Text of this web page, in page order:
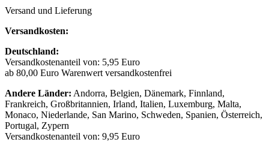
Versand und Lieferung
Versandkosten:
Deutschland:
Versandkostenanteil von: 5,95 Euro
ab 80,00 Euro Warenwert versandkostenfrei
Andere Länder: Andorra, Belgien, Dänemark, Finnland,
Frankreich, Großbritannien, Irland, Italien, Luxemburg, Malta,
Monaco, Niederlande, San Marino, Schweden, Spanien, Österreich,
Portugal, Zypern
Versandkostenanteil von: 9,95 Euro